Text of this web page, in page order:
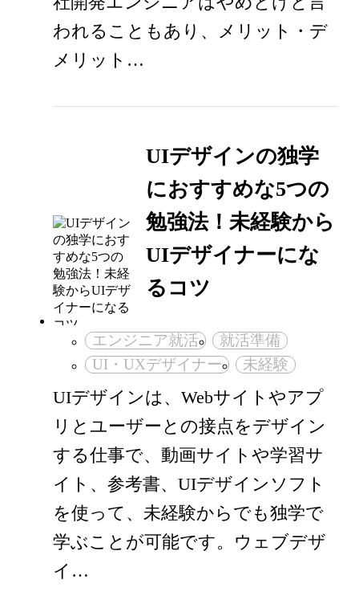
われることもあり、メリット・デ
メリット…
UIデザインの独学
におすすめな5つの
勉強法！未経験から
UIデザイナーにな
るコツ
エンジニア就活
就活準備
UI・UXデザイナー
未経験
UIデザインは、Webサイトやアプ
リとユーザーとの接点をデザイン
する仕事で、動画サイトや学習サ
イト、参考書、UIデザインソフト
を使って、未経験からでも独学で
学ぶことが可能です。ウェブデザ
イ…